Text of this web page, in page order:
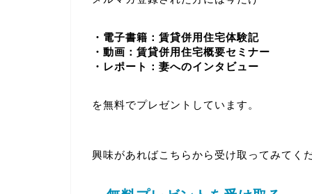
・電子書籍：賃貸併用住宅体験記
・動画：賃貸併用住宅概要セミナー
・レポート：妻へのインタビュー
を無料でプレゼントしています。
興味があればこちらから受け取ってみてく